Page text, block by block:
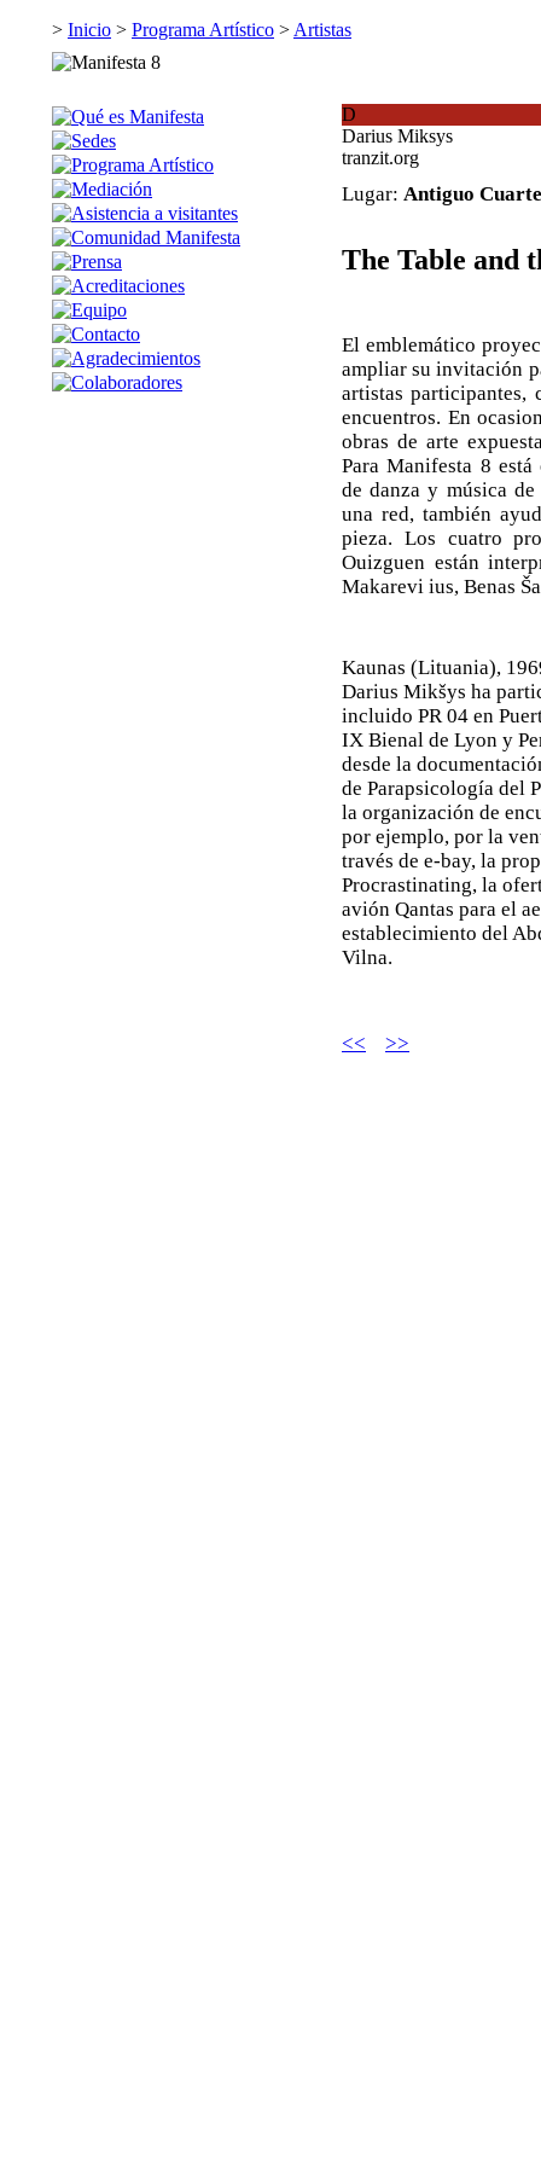
> Inicio > Programa Artístico > Artistas
D
Darius Miksys
tranzit.org
Lugar: Antiguo
The Table and
El emblemático
ampliar su invitación
artistas participantes,
encuentros. En
obras de arte
Para Manifesta 8
de danza y música
una red, también
pieza. Los cuatro
Ouizguen están
Makarevi ius, Benas
Kaunas (Lituania),
Darius Mikšys ha
incluido PR 04 en
IX Bienal de Lyon y
desde la
de Parapsicología del
la organización de
por ejemplo, por la
través de e-bay, la
Procrastinating, la
avión Qantas para el
establecimiento del
Vilna.
<< >>